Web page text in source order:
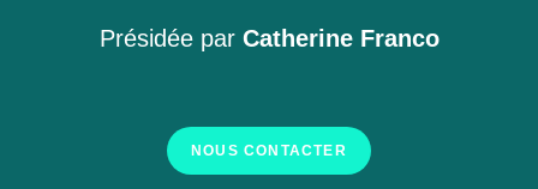
Présidée par Catherine Franco
NOUS CONTACTER